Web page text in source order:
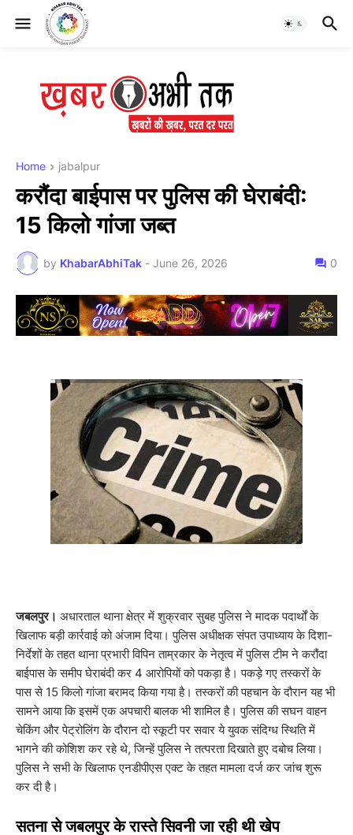
Home jabalpur
करौंदा बाईपास पर पुलिस की घेराबंदी:
15 किलो गांजा जब्त
by KhabarAbhiTak - June 26, 2026 0
जबलपुर। अधारताल थाना क्षेत्र में शुक्रवार सुबह पुलिस ने मादक पदार्थों के
खिलाफ बड़ी कार्रवाई को अंजाम दिया। पुलिस अधीक्षक संपत उपाध्याय के दिशा-
निर्देशों के तहत थाना प्रभारी विपिन ताम्रकार के नेतृत्व में पुलिस टीम ने करौंदा
बाईपास के समीप घेराबंदी कर 4 आरोपियों को पकड़ा है। पकड़े गए तस्करों के
पास से 15 किलो गांजा बरामद किया गया है। तस्करों की पहचान के दौरान यह भी
सामने आया कि इसमें एक अपचारी बालक भी शामिल है। पुलिस की सघन वाहन
चेकिंग और पेट्रोलिंग के दौरान दो स्कूटी पर सवार ये युवक संदिग्ध स्थिति में
भागने की कोशिश कर रहे थे, जिन्हें पुलिस ने तत्परता दिखाते हुए दबोच लिया।
पुलिस ने सभी के खिलाफ एनडीपीएस एक्ट के तहत मामला दर्ज कर जांच शुरू
कर दी है।
​सतना से जबलपुर के रास्ते सिवनी जा रही थी खेप